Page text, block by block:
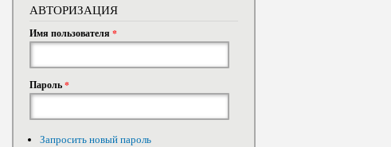
АВТОРИЗАЦИЯ
Имя пользователя *
Пароль*
Запросить новый пароль